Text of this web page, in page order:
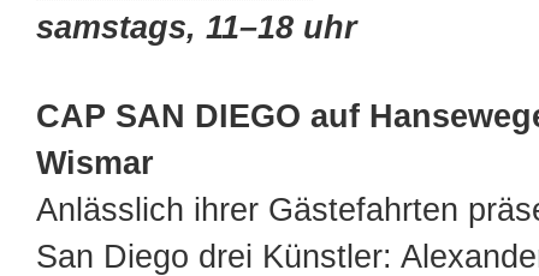
samstags, 11–18 uhr
CAP SAN DIEGO auf
Wismar
Anlässlich ihrer Gästefahrten
San Diego drei Künstler: